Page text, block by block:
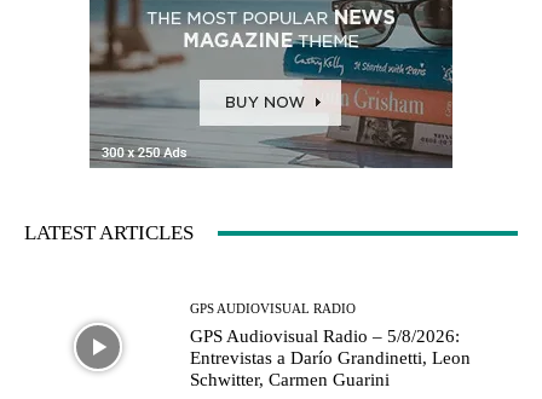
LATEST ARTICLES
GPS AUDIOVISUAL RADIO
GPS Audiovisual Radio – 5/8/2026:
Entrevistas a Darío Grandinetti, Leon
Schwitter, Carmen Guarini